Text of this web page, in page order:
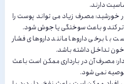
دارند.
مصرف زیاد می تواند پوست را
کند و باعث سوختگی یا جوش شود.
با برخی داروها مانند داروهای فشار
تداخل داشته باشد.
مصرف آن در بارداری ممکن است باعث
نمی شود.